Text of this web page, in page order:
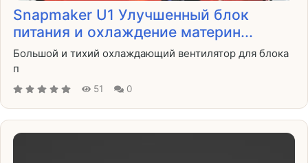
Snapmaker U1 Улучшенный блок
питания и охлаждение материн...
Большой и тихий охлаждающий вентилятор для блока
п
51 0